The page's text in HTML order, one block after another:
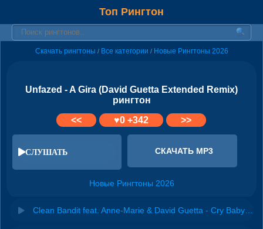
Топ Рингтон
Скачать рингтоны / Все категории / Новые Рингтоны 2026
Unfazed - A Gira (David Guetta Extended Remix)
рингтон
<<
♥0+342 >>
СЛУШАТЬ СКАЧАТЬ MP3
Новые Рингтоны 2026